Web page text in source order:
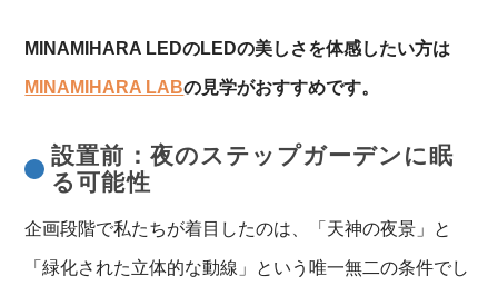
MINAMIHARA LEDのLEDの美しさを体感したい方は
MINAMIHARA LABの見学がおすすめです。
設置前：夜のステップガーデンに眠
る可能性
企画段階で私たちが着目したのは、「天神の夜景」と
「緑化された立体的な動線」という唯一無二の条件でし